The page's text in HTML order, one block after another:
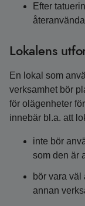
Efter
Lokalens
En lokal som
verksamhet bör
för olägenheter
innebär bl.a. att
inte bör
som den är
bör vara väl
annan